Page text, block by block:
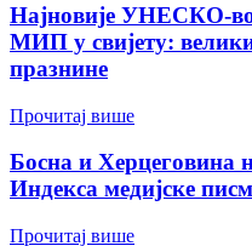
Најновије УНЕСКО-
МИП у свијету:
празнине
Прочитај више
Босна и Херцеговина
Индекса медијске
Прочитај више